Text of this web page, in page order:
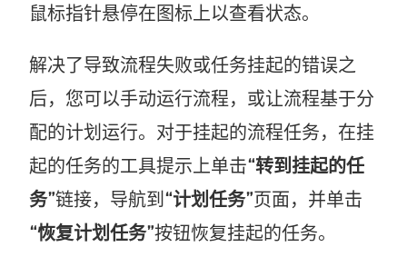
鼠标指针悬停在图标上以查看状态。
解决了导致流程失败或任务挂起的错误之
后，您可以手动运行流程，或让流程基于分
配的计划运行。对于挂起的流程任务，在挂
起的任务的工具提示上单击“转到挂起的任
务”链接，导航到 “计划任务”页面，并单击
“恢复计划任务”按钮恢复挂起的任务。